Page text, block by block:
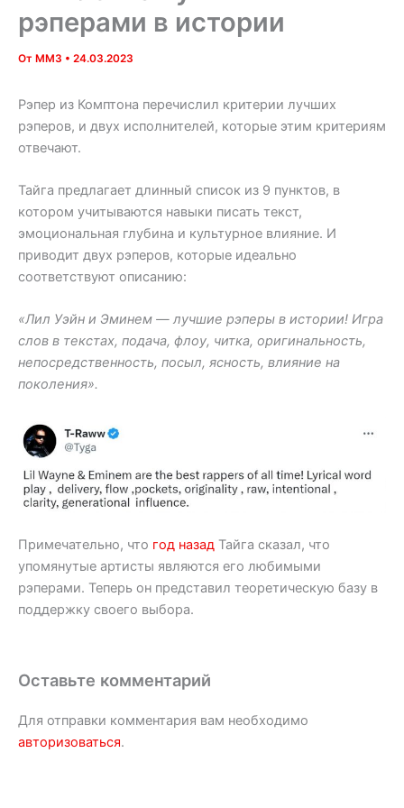
рэперами в истории
От MM3 • 24.03.2023
Рэпер из Комптона перечислил критерии лучших
рэперов, и двух исполнителей, которые этим критериям
отвечают.
Тайга предлагает длинный список из 9 пунктов, в
котором учитываются навыки писать текст,
эмоциональная глубина и культурное влияние. И
приводит двух рэперов, которые идеально
соответствуют описанию:
«Лил Уэйн и Эминем — лучшие рэперы в истории! Игра
слов в текстах, подача, флоу, читка, оригинальность,
непосредственность, посыл, ясность, влияние на
поколения».
Примечательно, что год назад Тайга сказал, что
упомянутые артисты являются его любимыми
рэперами. Теперь он представил теоретическую базу в
поддержку своего выбора.
Оставьте комментарий
Для отправки комментария вам необходимо
авторизоваться.